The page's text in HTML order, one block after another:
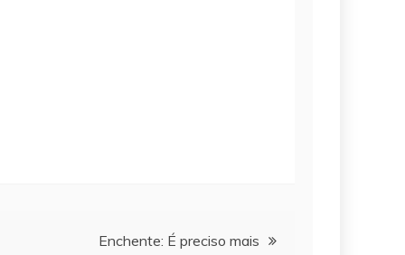
Enchente: É preciso mais